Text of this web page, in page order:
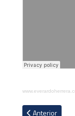
Artículo
Anterior